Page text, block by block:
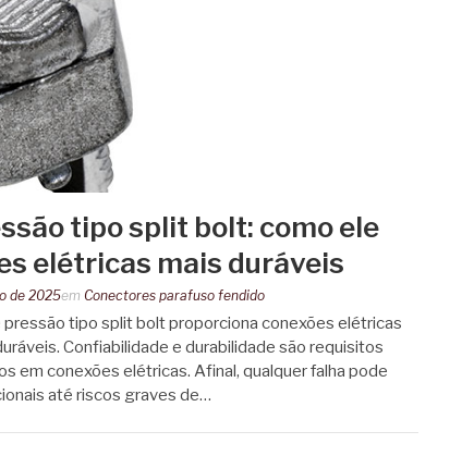
tipo split bolt: como ele
elétricas mais duráveis
de 2025em Conectores parafuso fendido
tipo split bolt proporciona conexões elétricas
Confiabilidade e durabilidade são requisitos
em conexões elétricas. Afinal, qualquer falha pode
até riscos graves de…